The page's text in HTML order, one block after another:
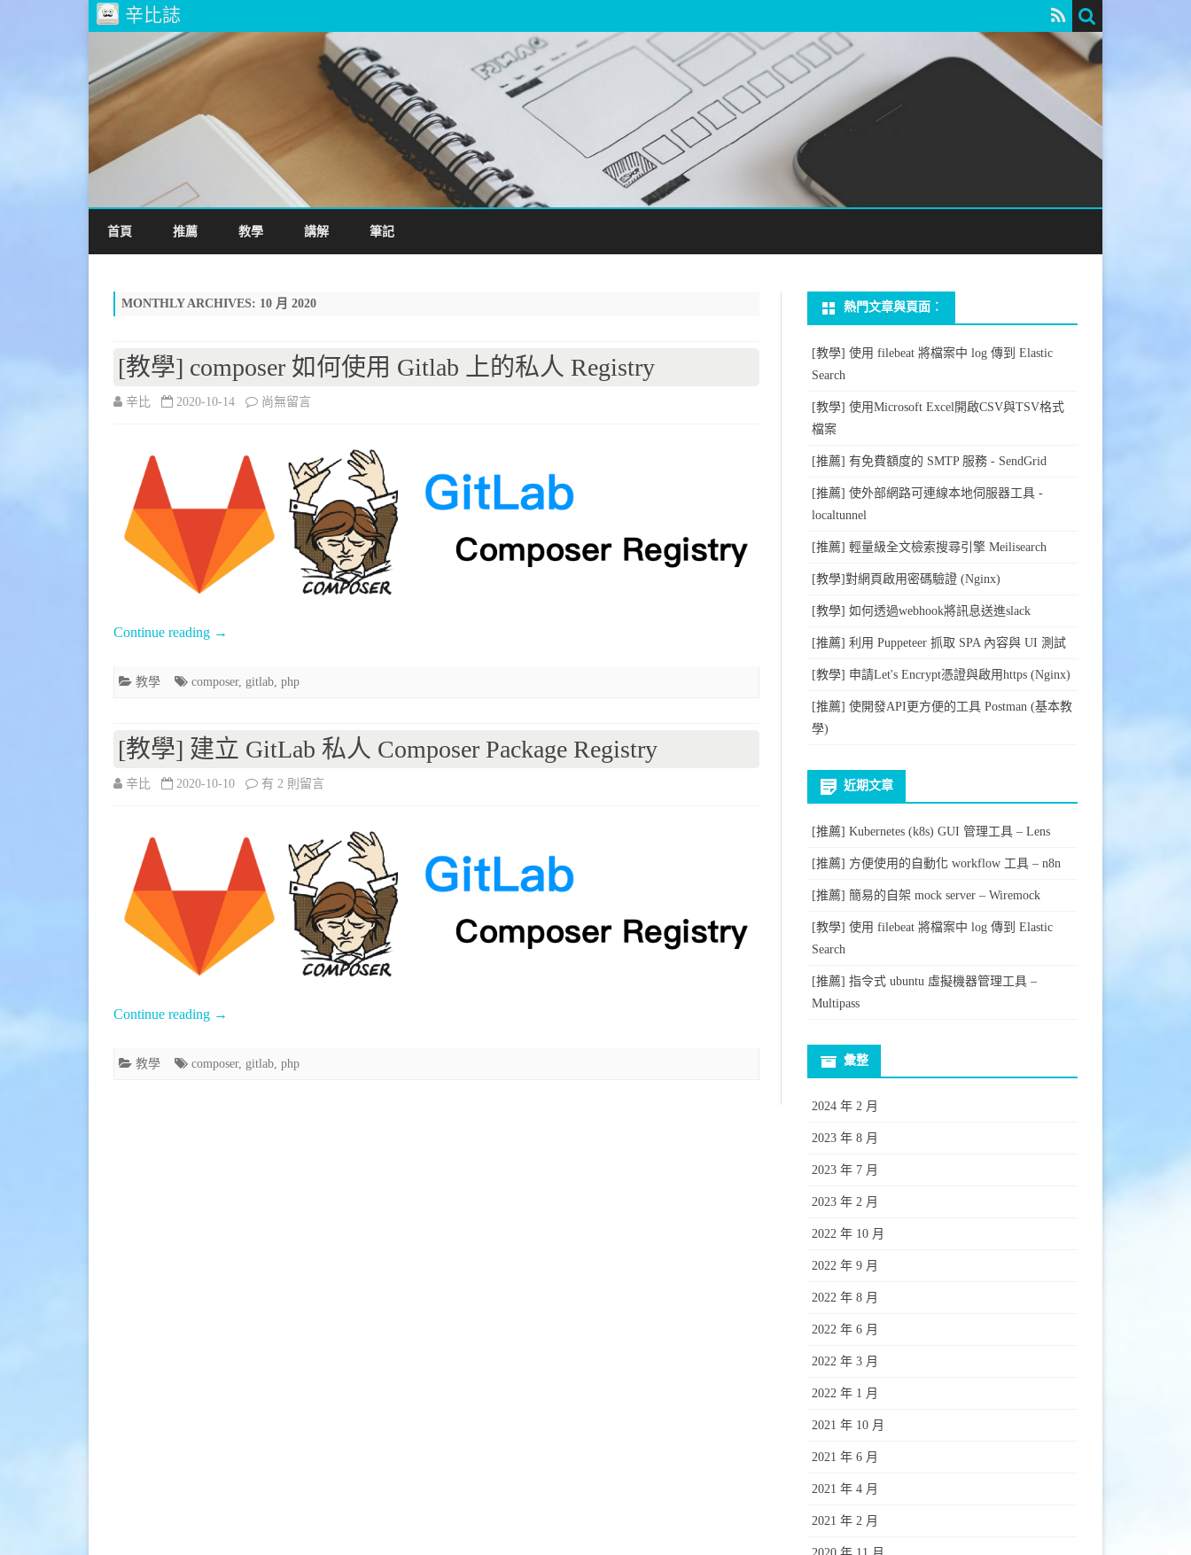
辛比誌
首頁 推薦 教學 講解 筆記
MONTHLY ARCHIVES: 10 月 2020
[教學] composer 如何使用 Gitlab 上的私人 Registry
辛比 2020-10-14 在
composer
如
上
私
尚無留言
Continue reading →
教學 composer, gitlab, php
[教學] 建立 GitLab 私人 Composer Package Registry
辛比 2020-10-10 在
建
立
Package
有 2 則留言
Continue reading →
教學 composer, gitlab php
熱門文章與頁面︰
[教學] 使用 filebeat 將檔案中 log 傳到 Elastic
Search
[教學] 使用Microsoft Excel開啟CSV與TSV格式
檔案
[推薦] 有免費額度的 SMTP 服務 - SendGrid
[推薦] 使外部網路可連線本地伺服器工具 -
localtunnel
[推薦] 輕量級全文檢索搜尋引擎 Meilisearch
[教學]對網頁啟用密碼驗證 (Nginx)
[教學] 如何透過webhook將訊息送進slack
[推薦] 利用 Puppeteer 抓取 SPA 內容與 UI 測試
[教學] 申請Let's Encrypt憑證與啟用https (Nginx)
[推薦] 使開發API更方便的工具 Postman (基本教
學)
近期文章
[推薦] Kubernetes (k8s) GUI 管理工具 – Lens
[推薦] 方便使用的自動化 workflow 工具 – n8n
[推薦] 簡易的自架 mock server – Wiremock
[教學] 使用 filebeat 將檔案中 log 傳到 Elastic
Search
[推薦] 指令式 ubuntu 虛擬機器管理工具 –
Multipass
彙整
2024 年 2 月
2023 年 8 月
2023 年 7 月
2023 年 2 月
2022 年 10 月
2022 年 9 月
2022 年 8 月
2022 年 6 月
2022 年 3 月
2022 年 1 月
2021 年 10 月
2021 年 6 月
2021 年 4 月
2021 年 2 月